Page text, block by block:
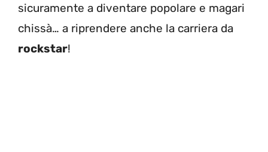
sicuramente a diventare popolare e magari
chissà… a riprendere anche la carriera da
rockstar!